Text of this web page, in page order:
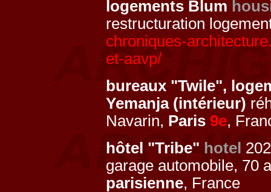
logements Blum
restructuration
chroniques-
et-aavp/
bureaux "Twile",
Yemanja (intérieur)
Navarin, Paris 9e,
hôtel "Tribe" hotel
garage automobile, 70
parisienne, France